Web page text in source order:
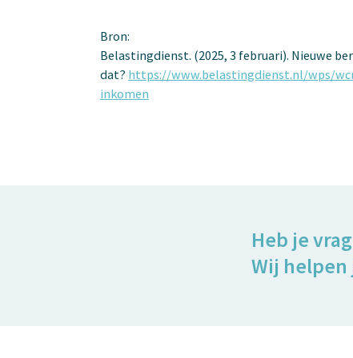
Bron:
Belastingdienst. (2025, 3 februari). Nieuwe
dat? https://www.belastingdienst.nl/wps/
inkomen
Heb je
Wij helpen